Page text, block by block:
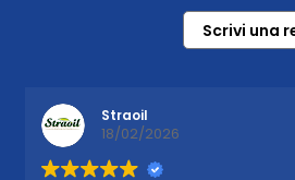
Scrivi una
Straoil
18/02/2026